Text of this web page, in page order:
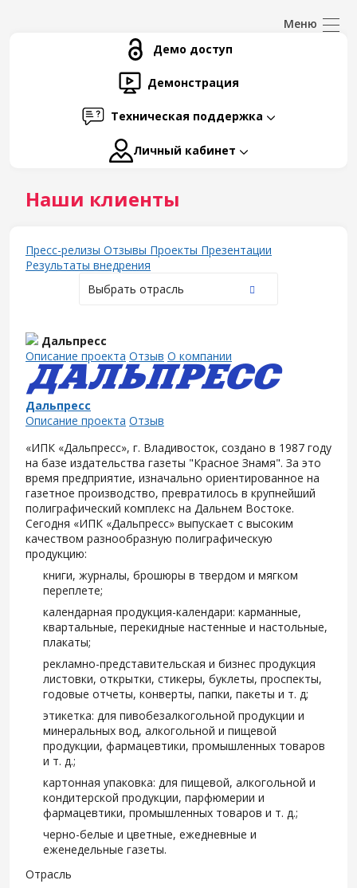
Демо доступ
Демонстрация
Техническая поддержка
Личный кабинет
Наши клиенты
Пресс-релизы Отзывы Проекты Презентации
Результаты внедрения
Выбрать отрасль
Дальпресс
Описание проекта Отзыв О компании
Дальпресс
Описание проекта Отзыв
«ИПК «Дальпресс», г. Владивосток, создано в 1987 году
на базе издательства газеты "Красное Знамя". За это
время предприятие, изначально ориентированное на
газетное производство, превратилось в крупнейший
полиграфический комплекс на Дальнем Востоке.
Сегодня «ИПК «Дальпресс» выпускает с высоким
качеством разнообразную полиграфическую
продукцию:
книги, журналы, брошюры в твердом и мягком
переплете;
календарная продукция-календари: карманные,
квартальные, перекидные настенные и настольные,
плакаты;
рекламно-представительская и бизнес продукция
листовки, открытки, стикеры, буклеты, проспекты,
годовые отчеты, конверты, папки, пакеты и т. д;
этикетка: для пивобезалкогольной продукции и
минеральных вод, алкогольной и пищевой
продукции, фармацевтики, промышленных товаров
и т. д.;
картонная упаковка: для пищевой, алкогольной и
кондитерской продукции, парфюмерии и
фармацевтики, промышленных товаров и т. д.;
черно-белые и цветные, ежедневные и
еженедельные газеты.
Отрасль